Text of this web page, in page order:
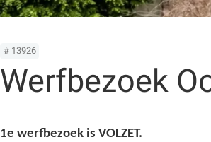
# 13926
Werfbezoek
1e werfbezoek is VOLZET.